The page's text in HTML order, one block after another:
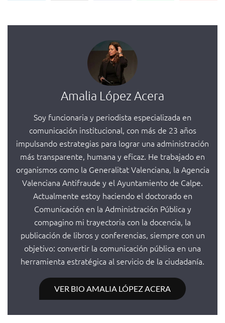
Amalia López Acera
Soy funcionaria y periodista especializada en
comunicación institucional, con más de 23 años
impulsando estrategias para lograr una administración
más transparente, humana y eficaz. He trabajado en
organismos como la Generalitat Valenciana, la Agencia
Valenciana Antifraude y el Ayuntamiento de Calpe.
Actualmente estoy haciendo el doctorado en
Comunicación en la Administración Pública y
compagino mi trayectoria con la docencia, la
publicación de libros y conferencias, siempre con un
objetivo: convertir la comunicación pública en una
herramienta estratégica al servicio de la ciudadanía.
VER BIO AMALIA LÓPEZ ACERA